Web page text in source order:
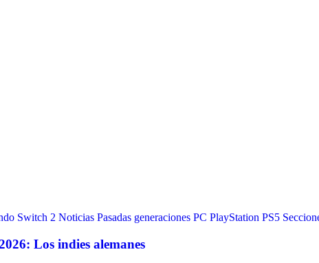
Switch 2 Noticias Pasadas generaciones PC PlayStation PS5
Los indies alemanes